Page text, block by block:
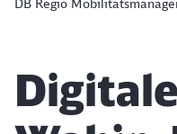
DB Regio
Artikel: